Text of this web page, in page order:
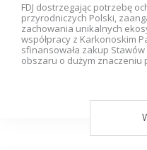
FDJ dostrzegając potrzebę
przyrodniczych Polski,
zachowania unikalnych
współpracy z Karkonoskim
sfinansowała zakup
obszaru o dużym znaczeniu